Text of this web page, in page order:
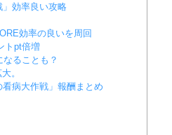
」効率良い攻略
効率の良いを周回
トpt倍増
ることも？
。
病大作戦」報酬まとめ